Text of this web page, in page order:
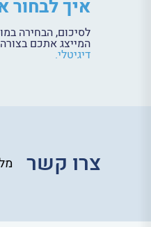
איך
המייצג אתכם
דיגיטלי.
צרו קשר